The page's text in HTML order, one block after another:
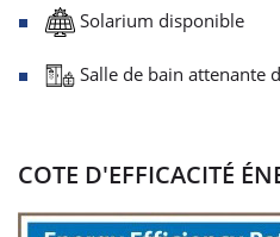
Solarium disponible
Salle de bain attenante
COTE D'EFFICACITÉ